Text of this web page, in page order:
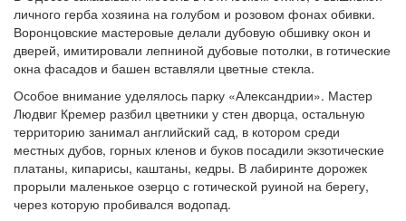
личного герба хозяина на голубом и розовом фонах обивки.
Воронцовские мастеровые делали дубовую обшивку окон и
дверей, имитировали лепниной дубовые потолки, в готические
окна фасадов и башен вставляли цветные стекла.
Особое внимание уделялось парку «Александрии». Мастер
Людвиг Кремер разбил цветники у стен дворца, остальную
территорию занимал английский сад, в котором среди
местных дубов, горных кленов и буков посадили экзотические
платаны, кипарисы, каштаны, кедры. В лабиринте дорожек
прорыли маленькое озерцо с готической руиной на берегу,
через которую пробивался водопад.